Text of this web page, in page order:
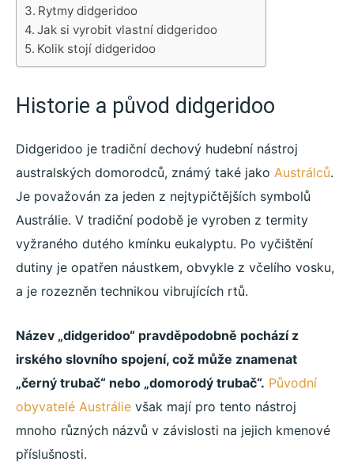
Rytmy didgeridoo
Jak si vyrobit vlastní didgeridoo
Kolik stojí didgeridoo
Historie a původ didgeridoo
Didgeridoo je tradiční dechový hudební nástroj
australských domorodců, známý také jako Austrálců.
Je považován za jeden z nejtypičtějších symbolů
Austrálie. V tradiční podobě je vyroben z termity
vyžraného dutého kmínku eukalyptu. Po vyčištění
dutiny je opatřen náustkem, obvykle z včelího vosku,
a je rozezněn technikou vibrujících rtů.
Název „didgeridoo“ pravděpodobně pochází z
irského slovního spojení, což může znamenat
„černý trubač“ nebo „domorodý trubač“. Původní
obyvatelé Austrálie však mají pro tento nástroj
mnoho různých názvů v závislosti na jejich kmenové
příslušnosti.